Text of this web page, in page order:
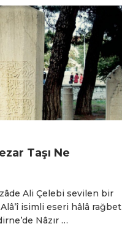
Taşı Ne
Ali Çelebi sevilen bir
isimli eseri hâlâ rağbet
Nâzır …